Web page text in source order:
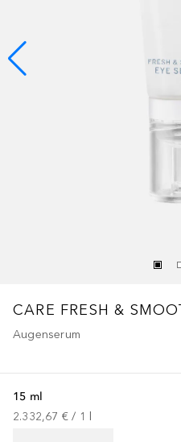
CARE FRESH &
Augenserum
15 ml
2.332,67 € / 1